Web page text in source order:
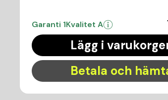
Garanti 1Kvalitet A
Lägg i
Betala och